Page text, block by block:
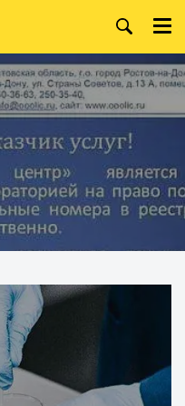
+7 (863) 250-36-63
+7 (863) 250-32-09
WhatsApp:
Режим работы:
Пн. — Пт.
8:00 — 18:00